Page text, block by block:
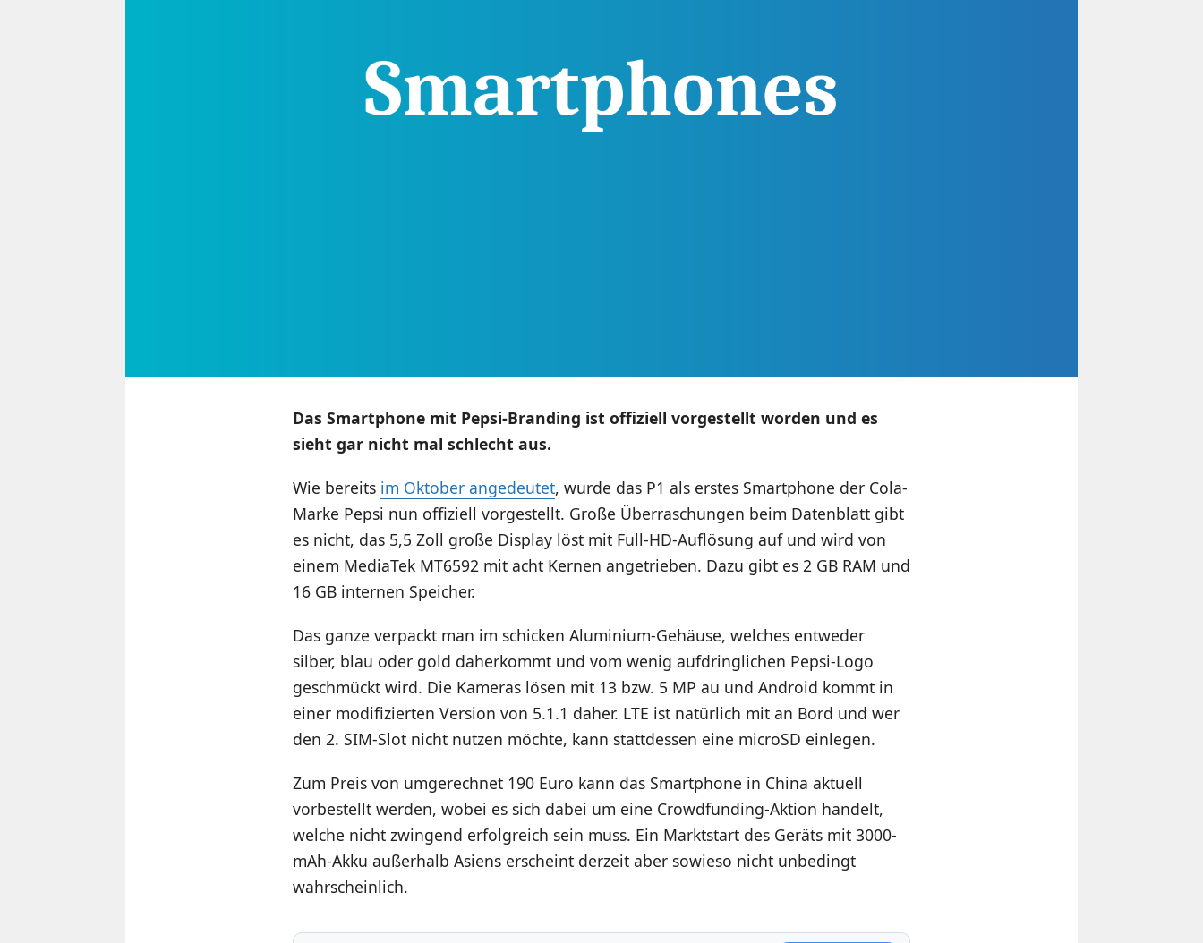
Das Smartphone mit Pepsi-Branding ist offiziell vorgestellt worden und es
sieht gar nicht mal schlecht aus.
Wie bereits im Oktober angedeutet, wurde das P1 als erstes Smartphone der Cola-
Marke Pepsi nun offiziell vorgestellt. Große Überraschungen beim Datenblatt gibt
es nicht, das 5,5 Zoll große Display löst mit Full-HD-Auflösung auf und wird von
einem MediaTek MT6592 mit acht Kernen angetrieben. Dazu gibt es 2 GB RAM und
16 GB internen Speicher.
Das ganze verpackt man im schicken Aluminium-Gehäuse, welches entweder
silber, blau oder gold daherkommt und vom wenig aufdringlichen Pepsi-Logo
geschmückt wird. Die Kameras lösen mit 13 bzw. 5 MP au und Android kommt in
einer modifizierten Version von 5.1.1 daher. LTE ist natürlich mit an Bord und wer
den 2. SIM-Slot nicht nutzen möchte, kann stattdessen eine microSD einlegen.
Zum Preis von umgerechnet 190 Euro kann das Smartphone in China aktuell
vorbestellt werden, wobei es sich dabei um eine Crowdfunding-Aktion handelt,
welche nicht zwingend erfolgreich sein muss. Ein Marktstart des Geräts mit 3000-
mAh-Akku außerhalb Asiens erscheint derzeit aber sowieso nicht unbedingt
wahrscheinlich.